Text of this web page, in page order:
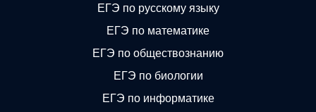
ЕГЭ по русскому языку
ЕГЭ по математике
ЕГЭ по обществознанию
ЕГЭ по биологии
ЕГЭ по информатике